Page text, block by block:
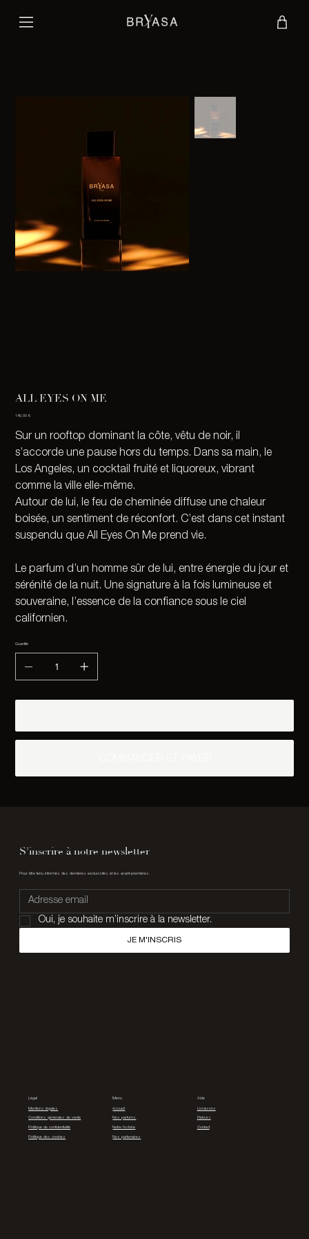
ALL EYES ON ME
Prix
140,00 €
Sur un rooftop dominant la côte, vêtu de noir, il
s’accorde une pause hors du temps. Dans sa main, le
Los Angeles, un cocktail fruité et liquoreux, vibrant
comme la ville elle-même.
Autour de lui, le feu de cheminée diffuse une chaleur
boisée, un sentiment de réconfort. C’est dans cet instant
suspendu que All Eyes On Me prend vie.
Le parfum d’un homme sûr de lui, entre énergie du jour et
sérénité de la nuit. Une signature à la fois lumineuse et
souveraine, l’essence de la confiance sous le ciel
californien.
Quantité
S'inscrire à notre newsletter
Pour être tenu informés des dernières excluvisités et les avant-premières.
Oui, je souhaite m’inscrire à la newsletter.
JE M'INSCRIS
Légal
Mentions légales
Conditions générales de vente
Politique de confidentialité
Politique des cookies
Menu
Accueil
Nos parfums
Notre histoire
Nos partenaires
Aide
Livraisons
Retours
Contact